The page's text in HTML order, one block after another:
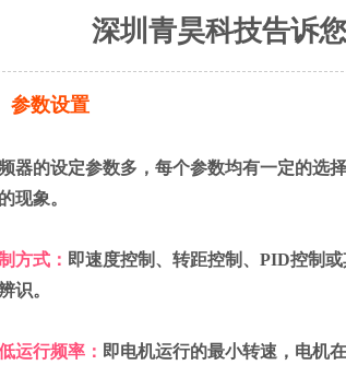
深圳青昊科技告诉
参数设置
器的设定参数多，每个参数均有一定的选
现象。
方式： 即速度控制、转距控制、PID控制
识。
运行频率： 即电机运行的最小转速，电机